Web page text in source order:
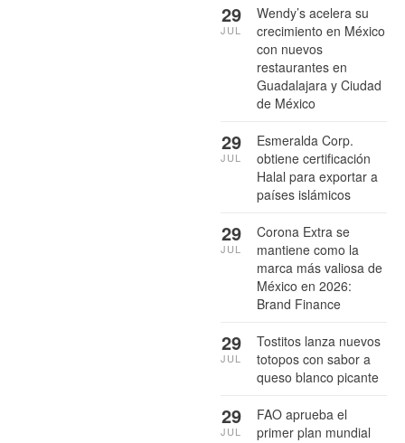
Wendy’s acelera su
crecimiento en México
con nuevos
restaurantes en
Guadalajara y Ciudad
de México
29
JUL
Esmeralda Corp.
obtiene certificación
Halal para exportar a
países islámicos
29
JUL
Corona Extra se
mantiene como la
marca más valiosa de
México en 2026:
Brand Finance
29
JUL
Tostitos lanza nuevos
totopos con sabor a
queso blanco picante
29
JUL
FAO aprueba el
primer plan mundial
29
JUL